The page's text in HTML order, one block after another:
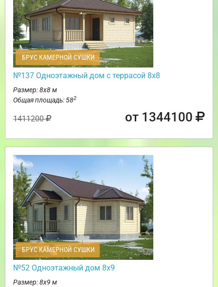
БРУС КАМЕРНОЙ СУШКИ
№137 Одноэтажный дом с террасой 8х8
Размер: 8х8 м
Общая площадь: 582
1411200 от 1344100
БРУС КАМЕРНОЙ СУШКИ
№52 Одноэтажный дом 8х9
Размер: 8х9 м